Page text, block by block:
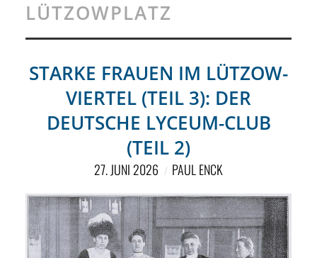
MAGAZIN
ÜBER UNS
RUBRIKEN
NETZWERK
SPONSORING
KONTAKT
LÜTZOWPLATZ
STARKE FRAUEN IM LÜTZOW-
VIERTEL (TEIL 3): DER
DEUTSCHE LYCEUM-CLUB
(TEIL 2)
27. JUNI 2026 PAUL ENCK